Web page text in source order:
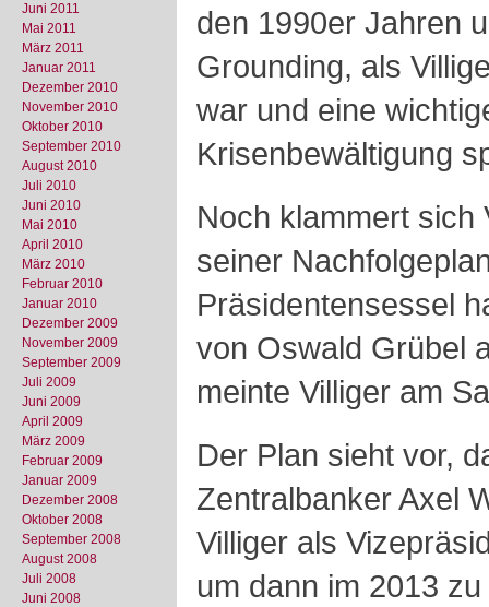
Juni 2011
Mai 2011
März 2011
Januar 2011
Dezember 2010
November 2010
Oktober 2010
September 2010
August 2010
Juli 2010
Juni 2010
Mai 2010
April 2010
März 2010
Februar 2010
Januar 2010
Dezember 2009
November 2009
September 2009
Juli 2009
Juni 2009
April 2009
März 2009
Februar 2009
Januar 2009
Dezember 2008
Oktober 2008
September 2008
August 2008
Juli 2008
Juni 2008
den 1990er Jahren
Grounding, als
war und eine
Krisenbewältigung
Noch klammert sich
seiner
Präsidentensessel
von Oswald Grübel
meinte Villiger am
Der Plan sieht vor,
Zentralbanker Axel
Villiger als
um dann im 2013